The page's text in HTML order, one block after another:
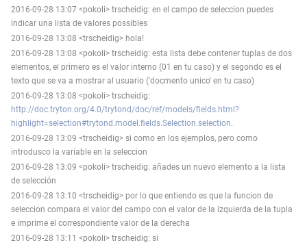
2016-09-28 13:07 <pokoli> trscheidig: en el campo de seleccion puedes
indicar una lista de valores possibles
2016-09-28 13:08 <trscheidig> hola!
2016-09-28 13:08 <pokoli> trscheidig: esta lista debe contener tuplas de dos
elementos, el primero es el valor interno (01 en tu caso) y el segondo es el
texto que se va a mostrar al usuario ('docmento unico' en tu caso)
2016-09-28 13:08 <pokoli> trscheidig:
http://doc.tryton.org/4.0/trytond/doc/ref/models/fields.html?
highlight=selection#trytond.model.fields.Selection.selection.
2016-09-28 13:09 <trscheidig> si como en los ejemplos, pero como
introdusco la variable en la seleccion
2016-09-28 13:09 <pokoli> trscheidig: añades un nuevo elemento a la lista
de selección
2016-09-28 13:10 <trscheidig> por lo que entiendo es que la funcion de
seleccion compara el valor del campo con el valor de la izquierda de la tupla
e imprime el correspondiente valor de la derecha
2016-09-28 13:11 <pokoli> trscheidig: si